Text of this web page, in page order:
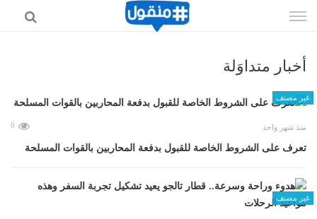
الى
أخبار متداوَلة
غير مصنف
منذ شهر واحد 0
تعرف على الشروط الخاصة للقبول بدفعة المحاربين بالقوات المسلحة
غير مصنف